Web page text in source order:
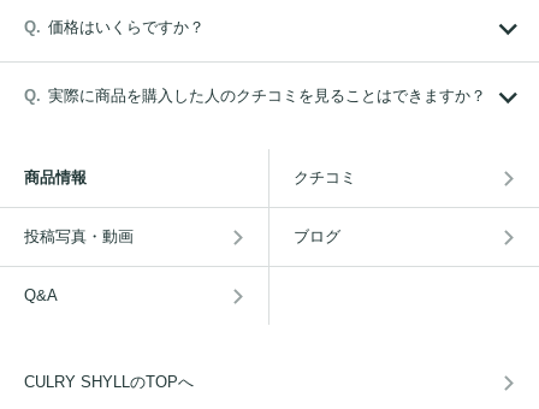
価格はいくらですか？
実際に商品を購入した人のクチコミを見ることはできますか？
商品情報 クチコミ
投稿写真・動画 ブログ
Q&A
CULRY SHYLLのTOPへ